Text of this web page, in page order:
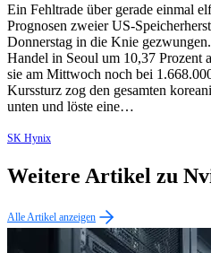
Ein Fehltrade über gerade einmal
Prognosen zweier US-
Donnerstag in die Knie
Handel in Seoul um 10,37 Prozent
sie am Mittwoch noch bei
Kurssturz zog den gesamten
unten und löste eine…
SK Hynix
Weitere Artikel zu
Alle Artikel anzeigen